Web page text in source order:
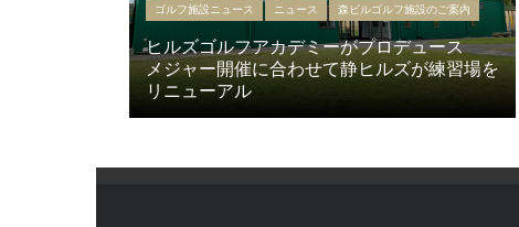
ゴルフ施設ニュース ニュース 森ビルゴルフ施設のご案内
ヒルズゴルフアカデミーがプロデュース
メジャー開催に合わせて静ヒルズが練習場を
リニューアル